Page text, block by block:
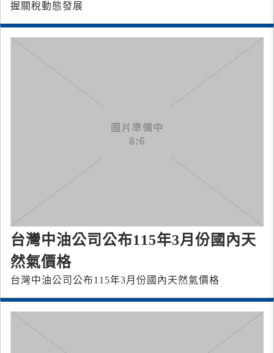
握關稅動態發展
台灣中油公司公布115年3月份國內天
然氣價格
台灣中油公司公布115年3月份國內天然氣價格